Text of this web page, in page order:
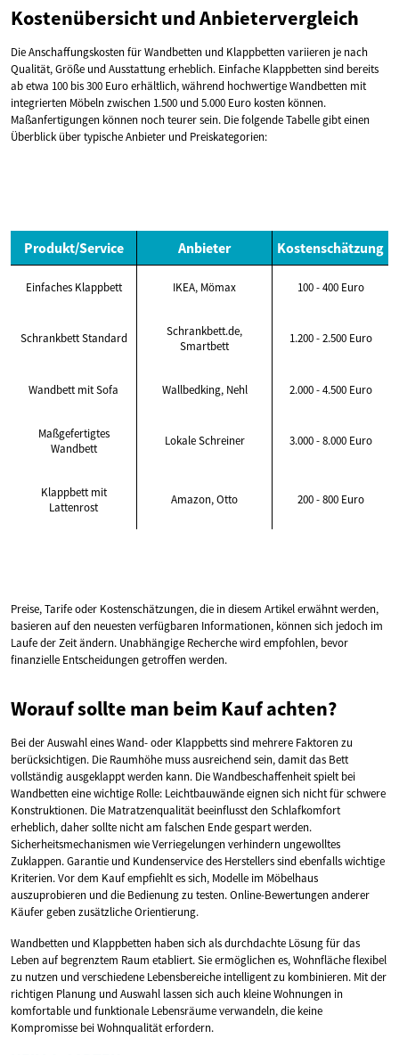
Kostenübersicht und Anbietervergleich
Die Anschaffungskosten für Wandbetten und Klappbetten variieren je nach
Qualität, Größe und Ausstattung erheblich. Einfache Klappbetten sind bereits
ab etwa 100 bis 300 Euro erhältlich, während hochwertige Wandbetten mit
integrierten Möbeln zwischen 1.500 und 5.000 Euro kosten können.
Maßanfertigungen können noch teurer sein. Die folgende Tabelle gibt einen
Überblick über typische Anbieter und Preiskategorien:
Produkt/Service Anbieter Kostenschätzung
Einfaches Klappbett IKEA, Mömax 100 - 400 Euro
Schrankbett Standard
Schrankbett.de,
Smartbett
1.200 - 2.500 Euro
Wandbett mit Sofa Wallbedking, Nehl 2.000 - 4.500 Euro
Maßgefertigtes
Wandbett
Lokale Schreiner 3.000 - 8.000 Euro
Klappbett mit
Lattenrost
Amazon, Otto 200 - 800 Euro
Preise, Tarife oder Kostenschätzungen, die in diesem Artikel erwähnt werden,
basieren auf den neuesten verfügbaren Informationen, können sich jedoch im
Laufe der Zeit ändern. Unabhängige Recherche wird empfohlen, bevor
finanzielle Entscheidungen getroffen werden.
Worauf sollte man beim Kauf achten?
Bei der Auswahl eines Wand- oder Klappbetts sind mehrere Faktoren zu
berücksichtigen. Die Raumhöhe muss ausreichend sein, damit das Bett
vollständig ausgeklappt werden kann. Die Wandbeschaffenheit spielt bei
Wandbetten eine wichtige Rolle: Leichtbauwände eignen sich nicht für schwere
Konstruktionen. Die Matratzenqualität beeinflusst den Schlafkomfort
erheblich, daher sollte nicht am falschen Ende gespart werden.
Sicherheitsmechanismen wie Verriegelungen verhindern ungewolltes
Zuklappen. Garantie und Kundenservice des Herstellers sind ebenfalls wichtige
Kriterien. Vor dem Kauf empfiehlt es sich, Modelle im Möbelhaus
auszuprobieren und die Bedienung zu testen. Online-Bewertungen anderer
Käufer geben zusätzliche Orientierung.
Wandbetten und Klappbetten haben sich als durchdachte Lösung für das
Leben auf begrenztem Raum etabliert. Sie ermöglichen es, Wohnfläche flexibel
zu nutzen und verschiedene Lebensbereiche intelligent zu kombinieren. Mit der
richtigen Planung und Auswahl lassen sich auch kleine Wohnungen in
komfortable und funktionale Lebensräume verwandeln, die keine
Kompromisse bei Wohnqualität erfordern.